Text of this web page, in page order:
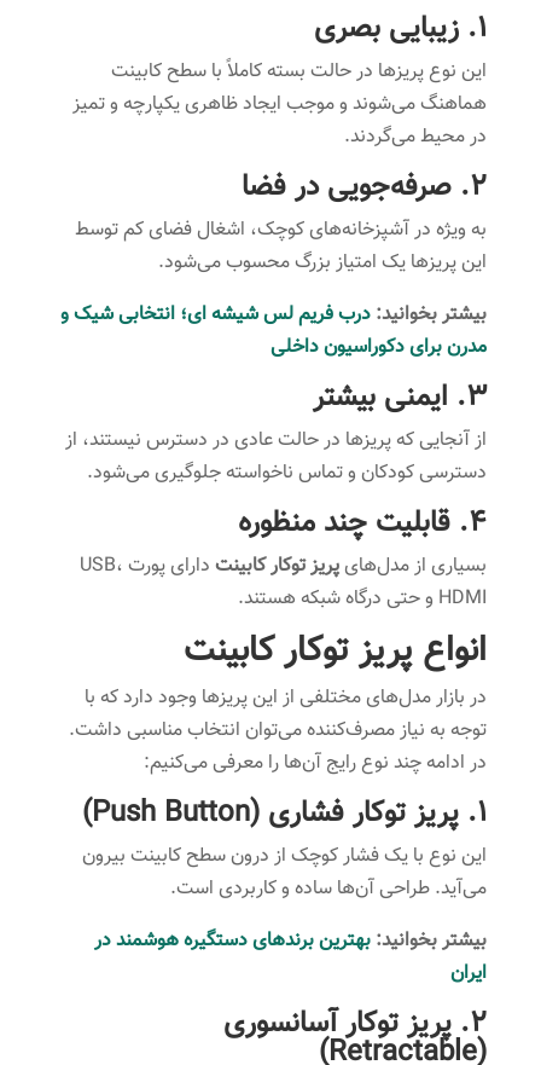
1. زیبایی بصری
این نوع پریزها در حالت بسته کاملاً با سطح کابینت
هماهنگ می‌شوند و موجب ایجاد ظاهری یکپارچه و تمیز
در محیط می‌گردند.
2. صرفه‌جویی در فضا
به ویژه در آشپزخانه‌های کوچک، اشغال فضای کم توسط
این پریزها یک امتیاز بزرگ محسوب می‌شود.
بیشتر بخوانید: درب فریم لس شیشه ای؛ انتخابی شیک و
مدرن برای دکوراسیون داخلی
3. ایمنی بیشتر
از آنجایی که پریزها در حالت عادی در دسترس نیستند، از
دسترسی کودکان و تماس ناخواسته جلوگیری می‌شود.
4. قابلیت چند منظوره
بسیاری از مدل‌هایپریز توکار کابینت
دارای پورت USB،
HDMI و حتی درگاه شبکه هستند.
انواع پریز توکار کابینت
در بازار مدل‌های مختلفی از این پریزها وجود دارد که با
توجه به نیاز مصرف‌کننده می‌توان انتخاب مناسبی داشت.
در ادامه چند نوع رایج آن‌ها را معرفی می‌کنیم:
1. پریز توکار فشاری (Push Button)
این نوع با یک فشار کوچک از درون سطح کابینت بیرون
می‌آید. طراحی آن‌ها ساده و کاربردی است.
بیشتر بخوانید: بهترین برندهای دستگیره هوشمند در
ایران
2. پریز توکار آسانسوری
(Retractable)